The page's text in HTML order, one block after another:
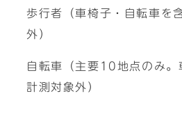
歩行者（車椅子・自転車を
外）
自転車（主要10地点のみ。
計測対象外）